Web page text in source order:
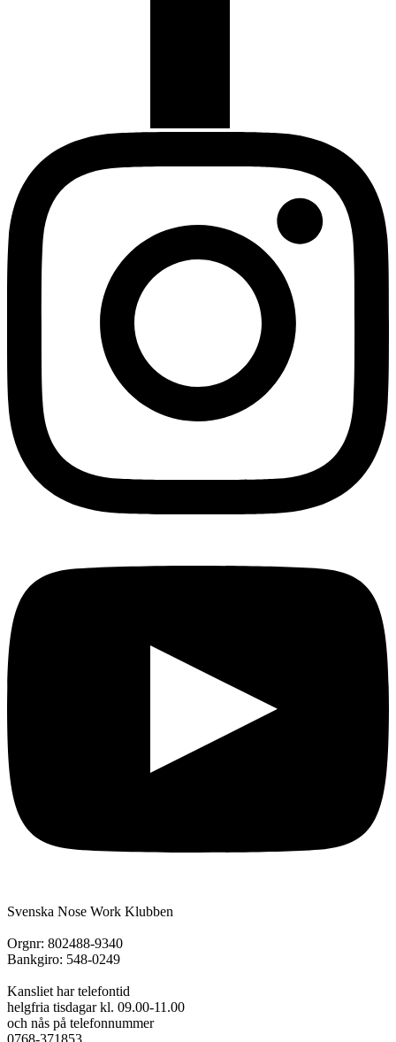
Svenska Nose Work Klubben
Orgnr: 802488-9340
Bankgiro: 548-0249
Kansliet har telefontid
helgfria tisdagar kl. 09.00-11.00
och nås på telefonnummer